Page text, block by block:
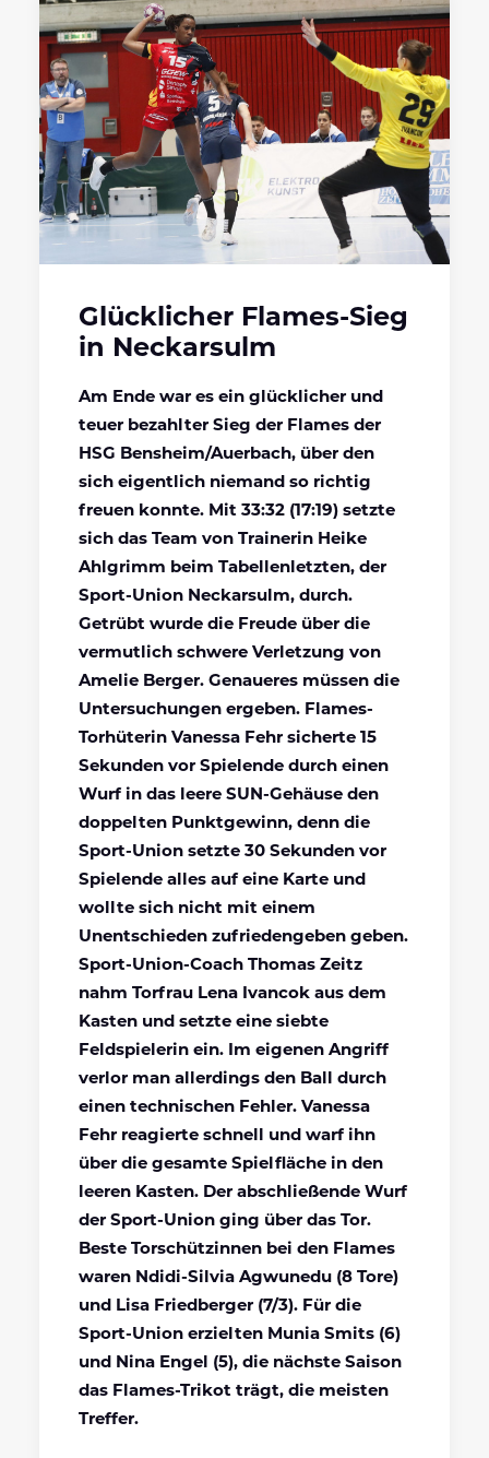
Glücklicher Flames-Sieg
in Neckarsulm
Am Ende war es ein glücklicher und
teuer bezahlter Sieg der Flames der
HSG Bensheim/Auerbach, über den
sich eigentlich niemand so richtig
freuen konnte. Mit 33:32 (17:19) setzte
sich das Team von Trainerin Heike
Ahlgrimm beim Tabellenletzten, der
Sport-Union Neckarsulm, durch.
Getrübt wurde die Freude über die
vermutlich schwere Verletzung von
Amelie Berger. Genaueres müssen die
Untersuchungen ergeben. Flames-
Torhüterin Vanessa Fehr sicherte 15
Sekunden vor Spielende durch einen
Wurf in das leere SUN-Gehäuse den
doppelten Punktgewinn, denn die
Sport-Union setzte 30 Sekunden vor
Spielende alles auf eine Karte und
wollte sich nicht mit einem
Unentschieden zufriedengeben geben.
Sport-Union-Coach Thomas Zeitz
nahm Torfrau Lena Ivancok aus dem
Kasten und setzte eine siebte
Feldspielerin ein. Im eigenen Angriff
verlor man allerdings den Ball durch
einen technischen Fehler. Vanessa
Fehr reagierte schnell und warf ihn
über die gesamte Spielfläche in den
leeren Kasten. Der abschließende Wurf
der Sport-Union ging über das Tor.
Beste Torschützinnen bei den Flames
waren Ndidi-Silvia Agwunedu (8 Tore)
und Lisa Friedberger (7/3). Für die
Sport-Union erzielten Munia Smits (6)
und Nina Engel (5), die nächste Saison
das Flames-Trikot trägt, die meisten
Treffer.